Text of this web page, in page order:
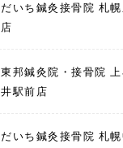
だいち鍼灸接骨院 札
店
東邦鍼灸院・接骨院 上
井駅前店
だいち鍼灸接骨院 札